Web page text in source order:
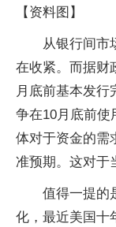
【资料图】
从银行间市
在收紧。而据财
月底前基本发行
争在10月底前使
体对于资金的需
准预期。这对于
值得一提的
化，最近美国十